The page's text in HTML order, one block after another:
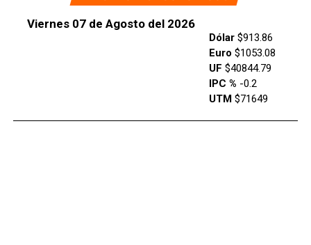
Viernes 07 de Agosto del 2026
Dólar$913.86
Euro $1053.08
UF $40844.79
IPC % -0.2
UTM $71649